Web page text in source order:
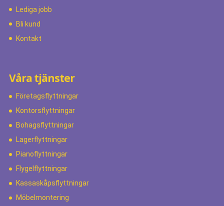
Lediga jobb
Bli kund
Kontakt
Våra tjänster
Företagsflyttningar
Kontorsflyttningar
Bohagsflyttningar
Lagerflyttningar
Pianoflyttningar
Flygelflyttningar
Kassaskåpsflyttningar
Möbelmontering